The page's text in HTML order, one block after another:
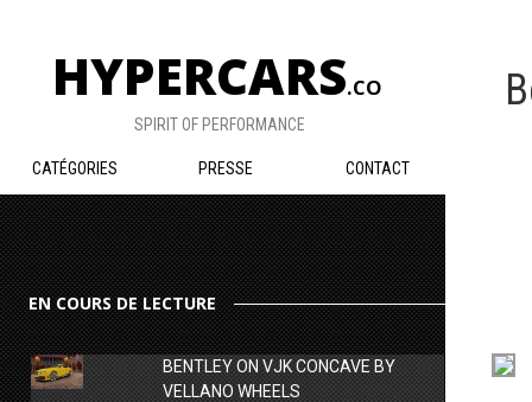
HYPERCARS.CO
SPIRIT OF PERFORMANCE
CATÉGORIES PRESSE CONTACT
EN COURS DE LECTURE
BENTLEY ON VJK CONCAVE BY
VELLANO WHEELS